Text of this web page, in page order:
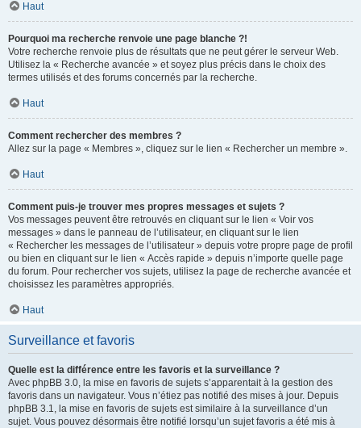
Haut
Pourquoi ma recherche renvoie une page blanche ?!
Votre recherche renvoie plus de résultats que ne peut gérer le serveur Web.
Utilisez la « Recherche avancée » et soyez plus précis dans le choix des
termes utilisés et des forums concernés par la recherche.
Haut
Comment rechercher des membres ?
Allez sur la page « Membres », cliquez sur le lien « Rechercher un membre ».
Haut
Comment puis-je trouver mes propres messages et sujets ?
Vos messages peuvent être retrouvés en cliquant sur le lien « Voir vos
messages » dans le panneau de l’utilisateur, en cliquant sur le lien
« Rechercher les messages de l’utilisateur » depuis votre propre page de profil
ou bien en cliquant sur le lien « Accès rapide » depuis n’importe quelle page
du forum. Pour rechercher vos sujets, utilisez la page de recherche avancée et
choisissez les paramètres appropriés.
Haut
Surveillance et favoris
Quelle est la différence entre les favoris et la surveillance ?
Avec phpBB 3.0, la mise en favoris de sujets s’apparentait à la gestion des
favoris dans un navigateur. Vous n’étiez pas notifié des mises à jour. Depuis
phpBB 3.1, la mise en favoris de sujets est similaire à la surveillance d’un
sujet. Vous pouvez désormais être notifié lorsqu’un sujet favoris a été mis à